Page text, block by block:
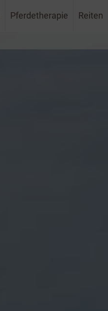
Pferdetherapie Reiten